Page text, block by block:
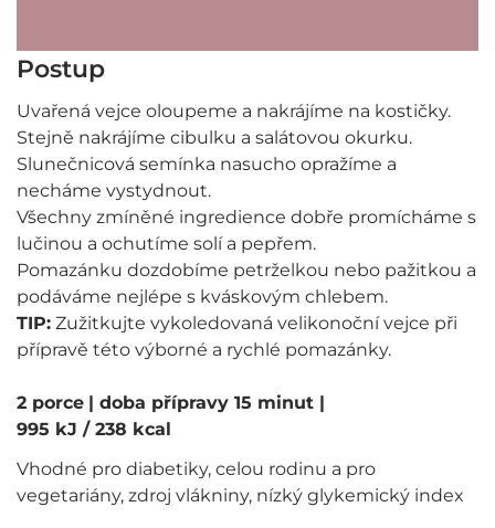
Postup
Uvařená vejce oloupeme a nakrájíme na kostičky.
Stejně nakrájíme cibulku a salátovou okurku.
Slunečnicová semínka nasucho opražíme a
necháme vystydnout.
Všechny zmíněné ingredience dobře promícháme s
lučinou a ochutíme solí a pepřem.
Pomazánku dozdobíme petrželkou nebo pažitkou a
podáváme nejlépe s kváskovým chlebem.
TIP: Zužitkujte vykoledovaná velikonoční vejce při
přípravě této výborné a rychlé pomazánky.
2 porce | doba přípravy 15 minut |
995 kJ / 238 kcal
Vhodné pro diabetiky, celou rodinu a pro
vegetariány, zdroj vlákniny, nízký glykemický index